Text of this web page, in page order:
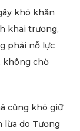
khó khăn
khai trương,
phải nỗ lực
không chờ
cũng khó giữ
lừa do Tương